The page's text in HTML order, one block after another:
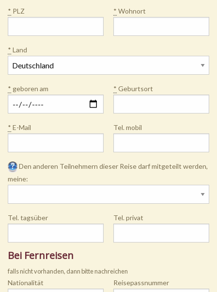
* PLZ * Wohnort
* Land
* geboren am * Geburtsort
* E-Mail Tel. mobil
Den anderen Teilnehmern dieser Reise darf mitgeteilt werden,
meine:
Tel. tagsüber Tel. privat
Bei Fernreisen
falls nicht vorhanden, dann bitte nachreichen
Nationalität Reisepassnummer